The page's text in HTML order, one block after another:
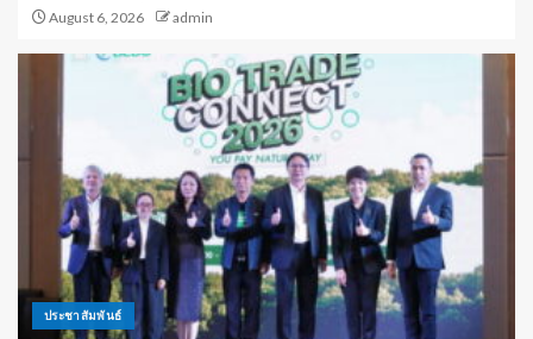
August 6, 2026 admin
ประชาสัมพันธ์